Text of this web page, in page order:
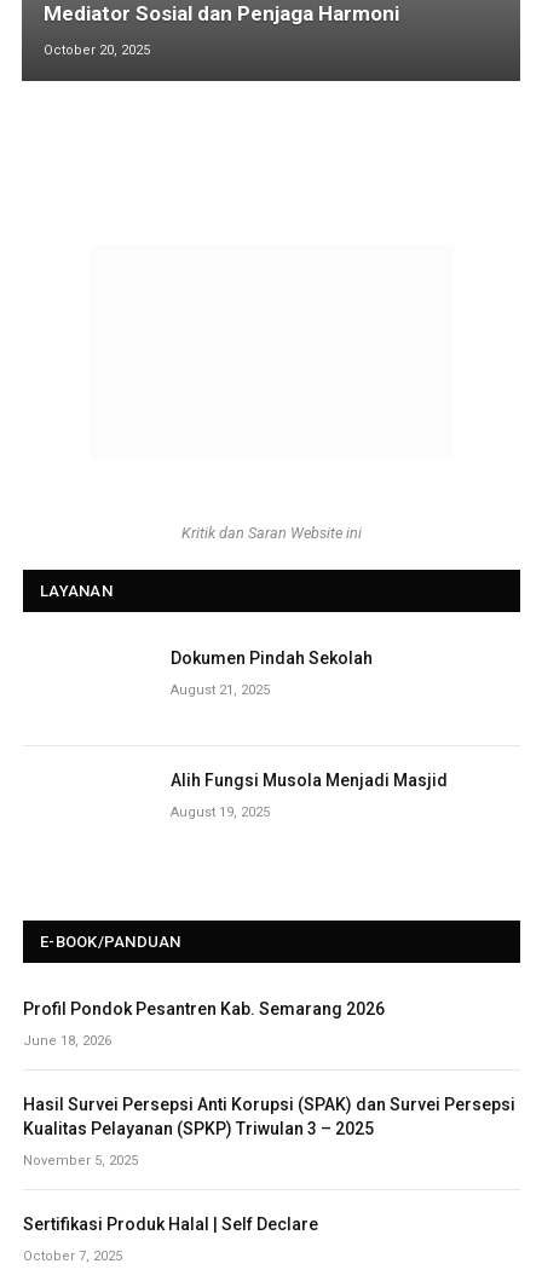
Mediator Sosial dan Penjaga Harmoni
October 20, 2025
Kritik dan Saran Website ini
LAYANAN
Dokumen Pindah Sekolah
August 21, 2025
Alih Fungsi Musola Menjadi Masjid
August 19, 2025
E-BOOK/PANDUAN
Profil Pondok Pesantren Kab. Semarang 2026
June 18, 2026
Hasil Survei Persepsi Anti Korupsi (SPAK) dan Survei Persepsi
Kualitas Pelayanan (SPKP) Triwulan 3 – 2025
November 5, 2025
Sertifikasi Produk Halal | Self Declare
October 7, 2025